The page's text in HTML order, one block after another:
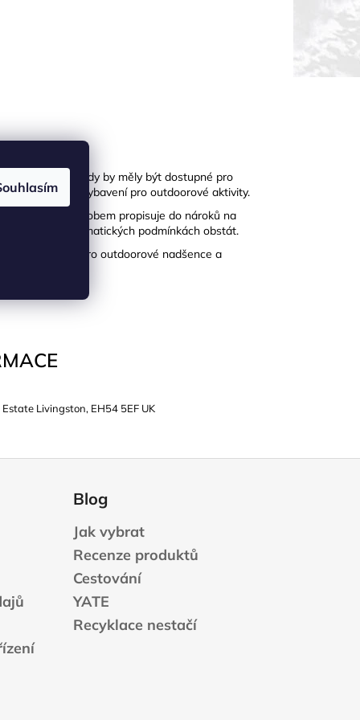
a krásy přírody by měly být dostupné pro
a dalšímu vybavení pro outdoorové aktivity.
výrazným způsobem propisuje do nároků na
nevlídných klimatických podmínkách obstát.
produktech pro outdoorové nadšence a
Livingston, EH54 5EF UK
Blog
Jak vybrat
Recenze produktů
Cestování
YATE
Recyklace nestačí